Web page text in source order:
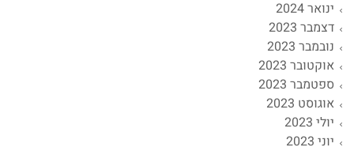
ינואר 2024
דצמבר 2023
נובמבר 2023
אוקטובר 2023
ספטמבר 2023
אוגוסט 2023
יולי 2023
יוני 2023